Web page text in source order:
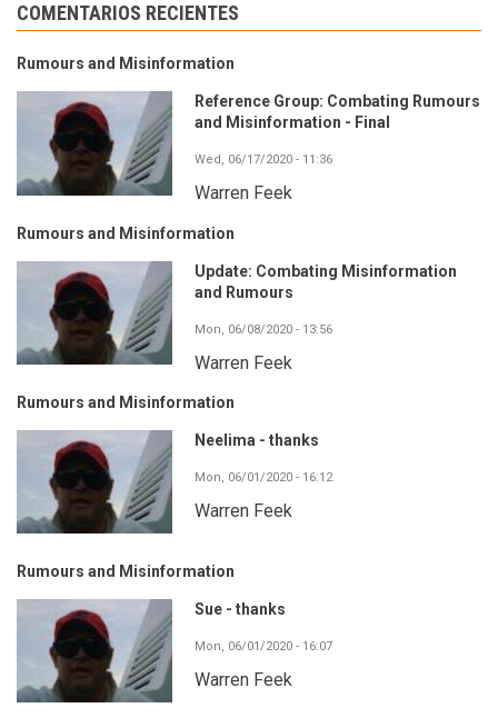
COMENTARIOS RECIENTES
Rumours and Misinformation
Reference Group: Combating Rumours
and Misinformation - Final
Wed, 06/17/2020 - 11:36
Warren Feek
Rumours and Misinformation
Update: Combating Misinformation
and Rumours
Mon, 06/08/2020 - 13:56
Warren Feek
Rumours and Misinformation
Neelima - thanks
Mon, 06/01/2020 - 16:12
Warren Feek
Rumours and Misinformation
Sue - thanks
Mon, 06/01/2020 - 16:07
Warren Feek